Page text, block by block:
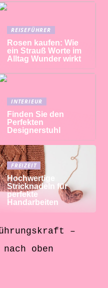
REISEFÜHRER
Rosen kaufen: Wie
ein Strauß Worte im
Alltag Wunder wirkt
INTERIEUR
Finden Sie den
Perfekten
Designerstuhl
FREIZEIT
Hochwertige
Stricknadeln für
perfekte
Handarbeiten
–
oben